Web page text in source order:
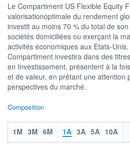
04/12
CATÉGORIE MORNINGSTAR
Actions Etats-Unis Gdes
Cap. Mixte
FONDS PARTENAIRES
TARIFS PRIVILÉGIÉS
ÉLIGIBILITÉ
PEA-PME BOURSOVIE
Le Compartiment US Flexible Equity
valorisationoptimale du rendement
investit au moins 70 % du total de
sociétés domiciliées ou exerçant la
activités économiques aux Etats-
Compartiment investira dans des
en Investissement, présentent à la
et de valeur, en prêtant une attention
perspectives du marché.
Composition
1M 3M 6M 1A 3A 5A 10A